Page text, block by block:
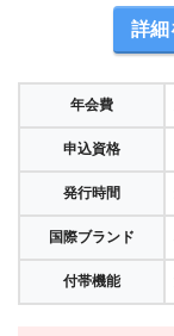
詳細
年会費
申込資格
発行時間
国際ブランド
付帯機能